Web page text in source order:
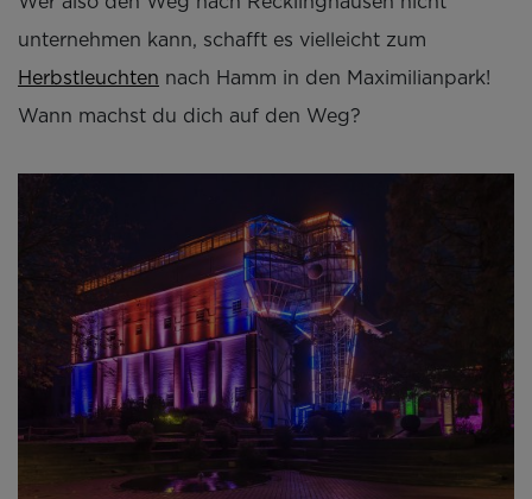
unternehmen kann, schafft es vielleicht zum
Herbstleuchten nach Hamm in den Maximilianpark!
Wann machst du dich auf den Weg?